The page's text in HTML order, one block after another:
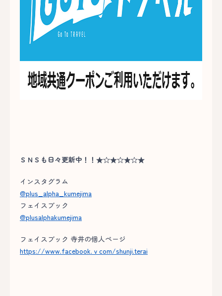
ＳＮＳも日々更新中！！★☆★☆★☆★
インスタグラム
@plus_alpha_kumejima
フェイスブック
@plusalphakumejima
フェイスブック 寺井の個人ページ
https://www.facebook.ｖcom/shunji.terai